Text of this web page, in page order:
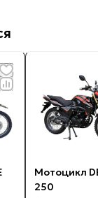
Мотоцикл
250